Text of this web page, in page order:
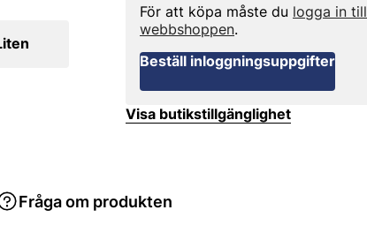
För att köpa måste du logga in till
webbshoppen.
Beställ inloggningsuppgifter
Visa butikstillgänglighet
Fråga om produkten